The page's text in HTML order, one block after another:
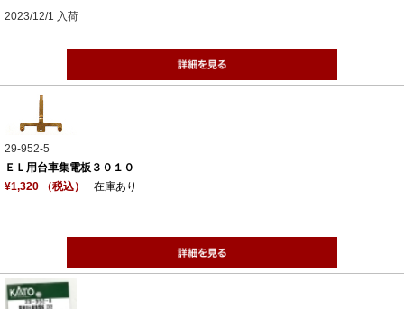
2023/12/1 入荷
29-952-5
ＥＬ用台車集電板３０１０
¥1,320 （税込）
在庫あり